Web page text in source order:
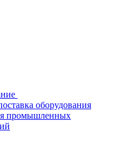
оборудования
промышленных